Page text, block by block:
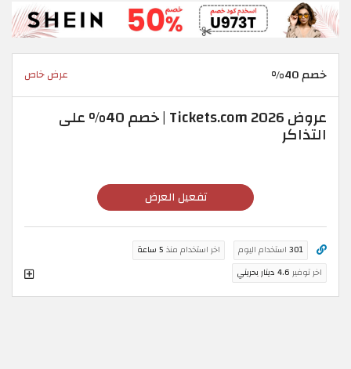
خصم 40% عرض خاص
عروض Tickets.com 2026 | خصم 40% على
التذاكر
تفعيل العرض
301 استخدام اليوم اخر استخدام منذ 5 ساعة
اخر توفير 4.6 دينار بحريني